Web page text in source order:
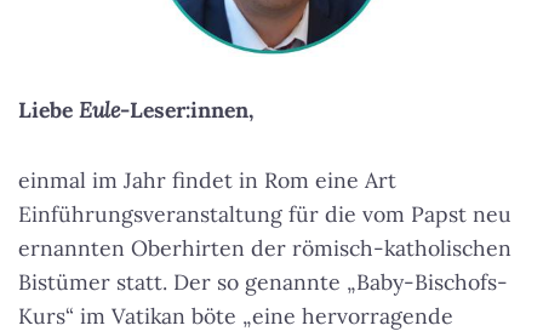
Liebe Eule-Leser:innen,
einmal im Jahr findet in Rom eine Art
Einführungsveranstaltung für die vom Papst neu
ernannten Oberhirten der römisch-katholischen
Bistümer statt. Der so genannte „Baby-Bischofs-
Kurs“ im Vatikan böte „eine hervorragende